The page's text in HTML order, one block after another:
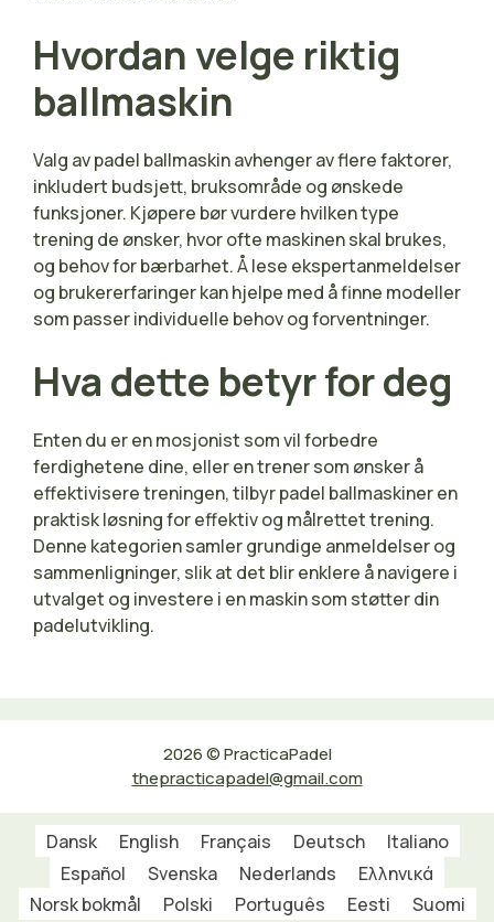
Hvordan velge riktig
ballmaskin
Valg av padel ballmaskin avhenger av flere faktorer,
inkludert budsjett, bruksområde og ønskede
funksjoner. Kjøpere bør vurdere hvilken type
trening de ønsker, hvor ofte maskinen skal brukes,
og behov for bærbarhet. Å lese ekspertanmeldelser
og brukererfaringer kan hjelpe med å finne modeller
som passer individuelle behov og forventninger.
Hva dette betyr for deg
Enten du er en mosjonist som vil forbedre
ferdighetene dine, eller en trener som ønsker å
effektivisere treningen, tilbyr padel ballmaskiner en
praktisk løsning for effektiv og målrettet trening.
Denne kategorien samler grundige anmeldelser og
sammenligninger, slik at det blir enklere å navigere i
utvalget og investere i en maskin som støtter din
padelutvikling.
2026 © PracticaPadel
thepracticapadel@gmail.com
Dansk English Français Deutsch
Italiano
Español
Svenska Nederlands
Ελληνικά
Norsk bokmål
Polski Português Eesti Suomi